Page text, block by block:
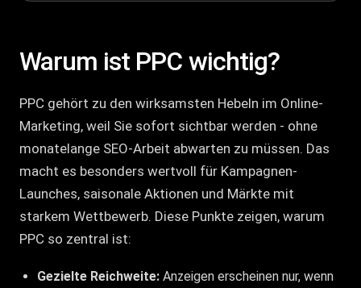
Warum ist PPC wichtig?
PPC gehört zu den wirksamsten Hebeln im Online-
Marketing, weil Sie sofort sichtbar werden - ohne
monatelange SEO-Arbeit abwarten zu müssen. Das
macht es besonders wertvoll für Kampagnen-
Launches, saisonale Aktionen und Märkte mit
starkem Wettbewerb. Diese Punkte zeigen, warum
PPC so zentral ist:
Gezielte Reichweite: Anzeigen erscheinen nur, wenn